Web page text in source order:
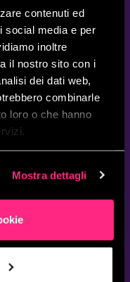
contenuti ed
social media e per
inoltre
il nostro sito con i
dei dati web,
combinarle
loro o che hanno
Mostra dettagli
dati in tempo reale e
può effettuare
e clustering dei
alla loro esperienza
contenuti rilevanti e
previsioni sia
che sulla logistica
stagionali,
di business